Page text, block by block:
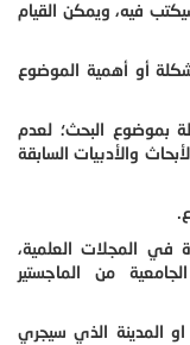
فيه، ويمكن القيام
أو أهمية الموضوع
بموضوع البحث؛ لعدم
والأدبيات السابقة
في المجلات العلمية،
من الماجستير
المدينة الذي سيجري